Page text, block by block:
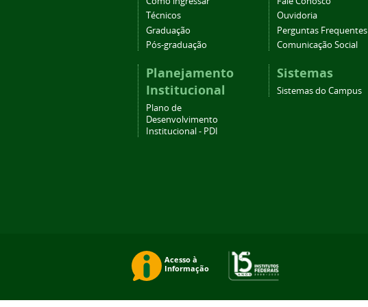
Técnicos
Graduação
Pós-graduação
Planejamento
Institucional
Plano de
Desenvolvimento
Institucional - PDI
Ouvidoria
Perguntas Frequentes
Comunicação Social
Sistemas
Sistemas do Campus